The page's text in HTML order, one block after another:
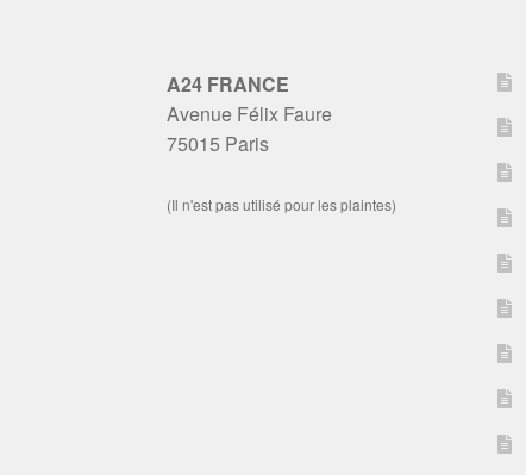
A24 FRANCE
Avenue Félix Faure
75015 Paris
(Il n'est pas utilisé pour les plaintes)